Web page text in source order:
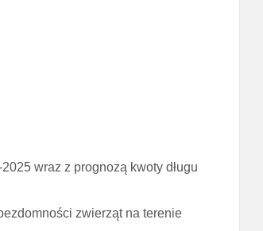
wraz z prognozą kwoty długu
zwierząt na terenie